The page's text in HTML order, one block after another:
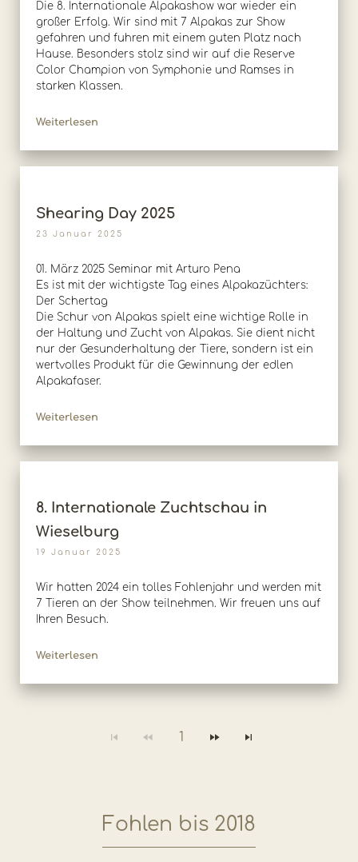
Die 8. Internationale Alpakashow war wieder ein
großer Erfolg. Wir sind mit 7 Alpakas zur Show
gefahren und fuhren mit einem guten Platz nach
Hause. Besonders stolz sind wir auf die Reserve
Color Champion von Symphonie und Ramses in
starken Klassen.
Weiterlesen
Shearing Day 2025
23 Januar 2025
01. März 2025 Seminar mit Arturo Pena
Es ist mit der wichtigste Tag eines Alpakazüchters:
Der Schertag
Die Schur von Alpakas spielt eine wichtige Rolle in
der Haltung und Zucht von Alpakas. Sie dient nicht
nur der Gesunderhaltung der Tiere, sondern ist ein
wertvolles Produkt für die Gewinnung der edlen
Alpakafaser.
Weiterlesen
8. Internationale Zuchtschau in
Wieselburg
19 Januar 2025
Wir hatten 2024 ein tolles Fohlenjahr und werden mit
7 Tieren an der Show teilnehmen. Wir freuen uns auf
Ihren Besuch.
Weiterlesen
1
Fohlen bis 2018